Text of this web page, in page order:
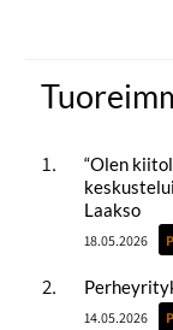
“Olen
Laakso
18.05.2026
14.05.2026